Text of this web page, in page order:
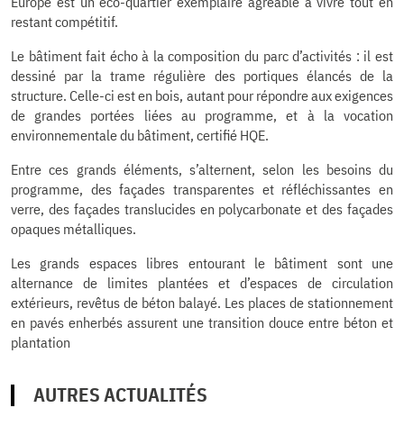
restant compétitif.
Le bâtiment fait écho à la composition du parc d’activités : il est
dessiné par la trame régulière des portiques élancés de la
structure. Celle-ci est en bois, autant pour répondre aux exigences
de grandes portées liées au programme, et à la vocation
environnementale du bâtiment, certifié HQE.
Entre ces grands éléments, s’alternent, selon les besoins du
programme, des façades transparentes et réfléchissantes en
verre, des façades translucides en polycarbonate et des façades
opaques métalliques.
Les grands espaces libres entourant le bâtiment sont une
alternance de limites plantées et d’espaces de circulation
extérieurs, revêtus de béton balayé. Les places de stationnement
en pavés enherbés assurent une transition douce entre béton et
plantation
AUTRES ACTUALITÉS